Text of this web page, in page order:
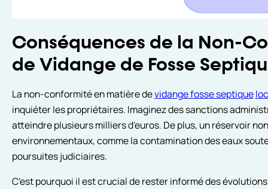
Conséquences de la Non-
de Vidange de Fosse
La non-conformité en matière devidange fosse septique
inquiéter les propriétaires. Imaginez des sanctions
atteindre plusieurs milliers d'euros. De plus, un réservoir
environnementaux, comme la contamination des eaux
poursuites judiciaires.
C'est pourquoi il est crucial de rester informé des